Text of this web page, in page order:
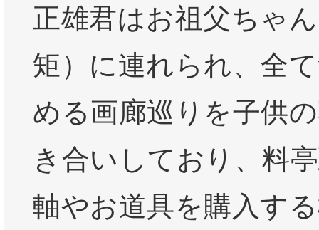
正雄君はお祖父ちゃ
矩）に連れられ、全
める画廊巡りを子供
き合いしており、料
軸やお道具を購入す